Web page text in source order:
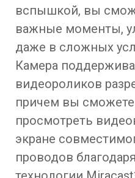
вспышкой, вы
важные моменты,
даже в сложных
Камера
видеороликов
причем вы
просмотреть
экране
проводов